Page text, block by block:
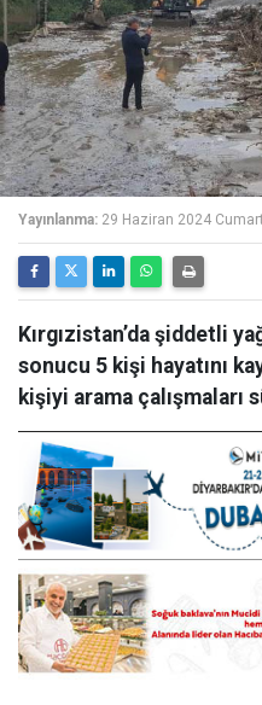
Yayınlanma: 29 Haziran 2024
Kırgızistan’da şiddetli
sonucu 5 kişi hayatını
kişiyi arama çalışmaları